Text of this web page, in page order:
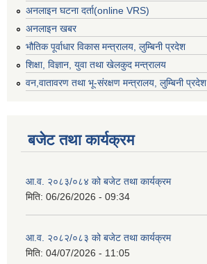
अनलाइन घटना दर्ता(online VRS)
अनलाइन खबर
भौतिक पूर्वाधार विकास मन्त्रालय, लुम्बिनी प्रदेश
शिक्षा, विज्ञान, युवा तथा खेलकुद मन्‍‍त्रालय
वन,वातावरण तथा भू-संरक्षण मन्त्रालय, लुम्बिनी प्रदेश
बजेट तथा कार्यक्रम
आ.व. २०८३/०८४ को बजेट तथा कार्यक्रम
मिति: 06/26/2026 - 09:34
आ.व. २०८२/०८३ को बजेट तथा कार्यक्रम
मिति: 04/07/2026 - 11:05